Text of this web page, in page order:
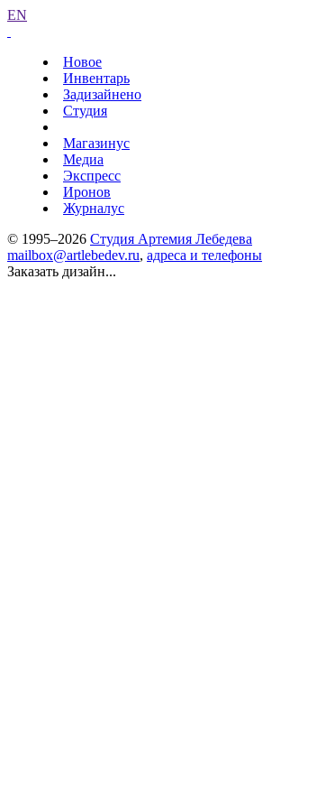
EN
Новое
Инвентарь
Задизайнено
Студия
Магазинус
Медиа
Экспресс
Иронов
Журналус
© 1995–2026 Студия Артемия Лебедева
mailbox@artlebedev.ru, адреса и телефоны
Заказать дизайн...